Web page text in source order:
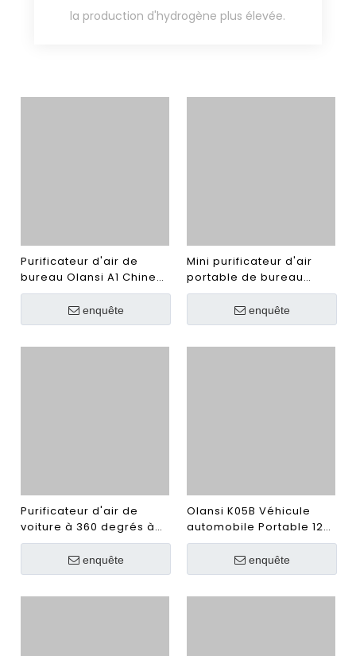
la production d'hydrogène plus élevée.
Purificateur d'air de
bureau Olansi A1 Chine
Purificateur d'air en gros
avec humidificateur et
purificateur d'air de
enquête
Mini purificateur d'air
portable de bureau
Olansi A4 Pro pour
Amazon Best-seller
avec lumière UV et filtre
enquête
Purificateur d'air de
voiture à 360 degrés à
360 degrés avec filtre
HEPA Mini purificateur
d'air Air Clearner et
enquête
Olansi K05B Véhicule
automobile Portable 12V
HEPA Home Air
Purificateur d'air
enquête